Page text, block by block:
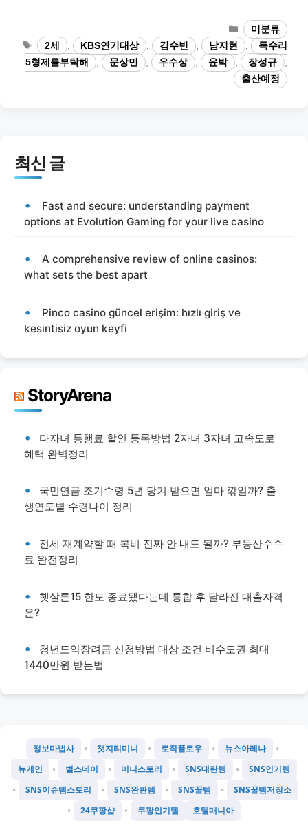
카
테
고
리
미분류
태
그
2세 KBS연기대상 김수빈 남지현
독수리
5형제를부탁해
문상민 우수상 윤박 장성규
출산예정
최신 글
Fast and secure: understanding payment
options at Evolution Gaming for your live casino
A comprehensive review of online casinos:
what sets the best apart
Pinco casino güncel erişim: hızlı giriş ve
kesintisiz oyun keyfi
StoryArena
다자녀 통행료 할인 등록방법 2자녀 3자녀 고속도로
혜택 완벽정리
국민연금 조기수령 5년 당겨 받으면 얼마 깎일까? 출
생연도별 수령나이 정리
전세 재계약할 때 복비 진짜 안 내도 될까? 부동산수수
료 완전정리
햇살론15 한도 종료됐다는데 통합 후 달라진 대출자격
은?
청년도약장려금 신청방법 대상 조건 비수도권 최대
1440만원 받는법
정보마법사 • 챗지티미니 • 로직플로우 • 뉴스아레나 •
뉴게인 • 벌스데이 • 미니스토리 • SNS대란템 • SNS인기템
• SNS이슈템스토리 • SNS완판템 • SNS꿀템 • SNS꿀템저장소
• 24쿠팡샵 • 쿠팡인기템 호텔매니아